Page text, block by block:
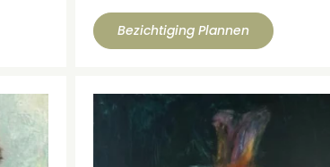
Bezichtiging Plannen